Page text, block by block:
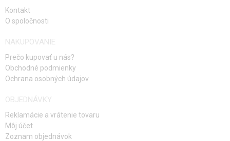
Kontakt
O spoločnosti
NAKUPOVANIE
Prečo kupovať u nás?
Obchodné podmienky
Ochrana osobných údajov
OBJEDNÁVKY
Reklamácie a vrátenie tovaru
Môj účet
Zoznam objednávok